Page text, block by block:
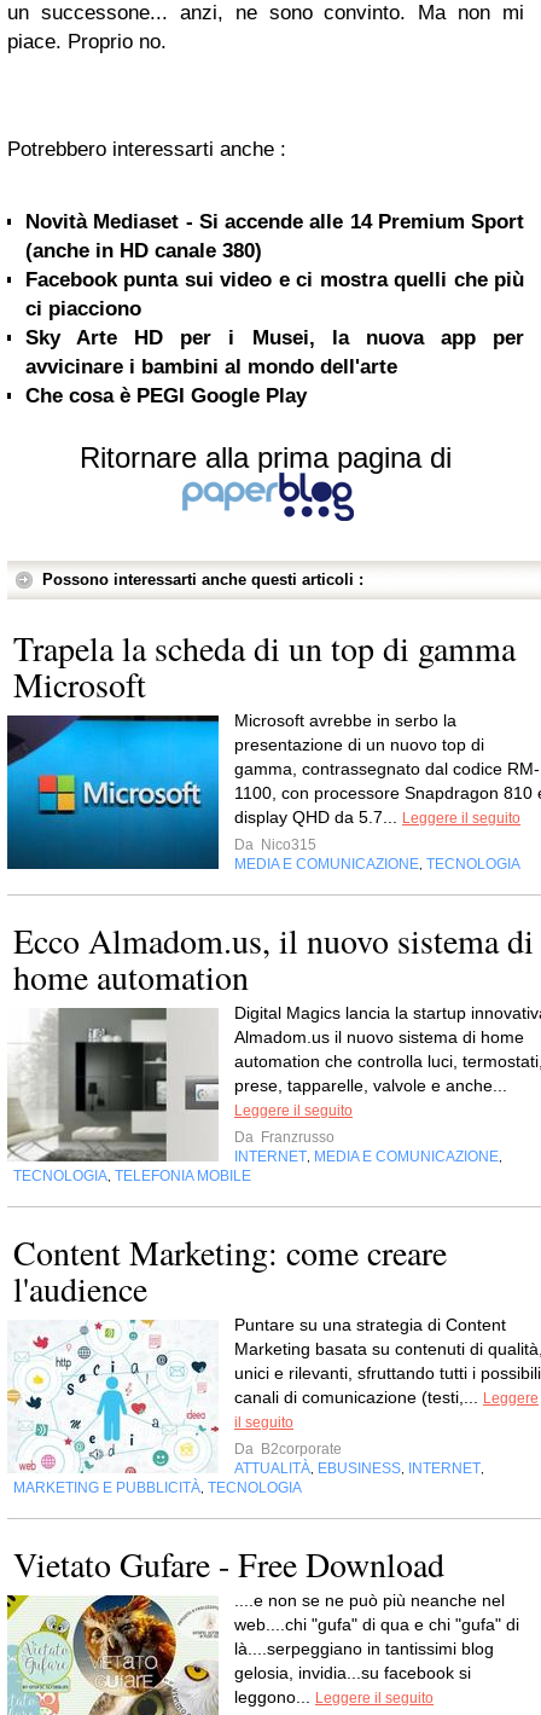
un successone... anzi, ne sono convinto. Ma non mi
piace. Proprio no.
Potrebbero interessarti anche :
Novità Mediaset - Si accende alle 14 Premium Sport
(anche in HD canale 380)
Facebook punta sui video e ci mostra quelli che più
ci piacciono
Sky Arte HD per i Musei, la nuova app per
avvicinare i bambini al mondo dell'arte
Che cosa è PEGI Google Play
Ritornare alla prima pagina di
Possono interessarti anche questi articoli :
Trapela la scheda di un top di gamma
Microsoft
Microsoft avrebbe in serbo la
presentazione di un nuovo top di
gamma, contrassegnato dal codice RM-
1100, con processore Snapdragon 810
display QHD da 5.7... Leggere il seguito
Da Nico315
MEDIA E COMUNICAZIONE, TECNOLOGIA
Ecco Almadom.us, il nuovo sistema di
home automation
Digital Magics lancia la startup
Almadom.us il nuovo sistema di home
automation che controlla luci,
prese, tapparelle, valvole e anche...
Leggere il seguito
Da Franzrusso
INTERNET, MEDIA E COMUNICAZIONE,
TECNOLOGIA, TELEFONIA MOBILE
Content Marketing: come creare
l'audience
Puntare su una strategia di Content
Marketing basata su contenuti di
unici e rilevanti, sfruttando tutti i possibili
canali di comunicazione (testi,... Leggere
il seguito
Da B2corporate
ATTUALITÀ, EBUSINESS, INTERNET,
MARKETING E PUBBLICITÀ, TECNOLOGIA
Vietato Gufare - Free Download
....e non se ne può più neanche nel
web....chi "gufa" di qua e chi "gufa" di
là....serpeggiano in tantissimi blog
gelosia, invidia...su facebook si
leggono... Leggere il seguito